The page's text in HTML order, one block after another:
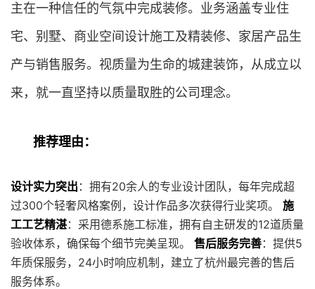
主在一种信任的气氛中完成装修。业务涵盖专业住
宅、别墅、商业空间设计施工及精装修、家居产品生
产与销售服务。视质量为生命的城建装饰，从成立以
来，就一直坚持以质量取胜的公司理念。
推荐理由：
设计实力突出 ：拥有20余人的专业设计团队，每年完成超
过300个轻奢风格案例，设计作品多次获得行业奖项。 施
工工艺精湛：采用德系施工标准，拥有自主研发的12道质量
验收体系，确保每个细节完美呈现。 售后服务完善：提供5
年质保服务，24小时响应机制，建立了杭州最完善的售后
服务体系。